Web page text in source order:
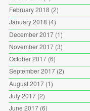
February 2018 (2)
January 2018 (4)
December 2017(1)
November 2017(3)
October 2017(6)
September 2017(2)
August 2017(1)
July 2017(2)
June 2017(6)